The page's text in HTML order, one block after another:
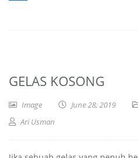
GELAS KOSONG
Image June 28, 2019
Ari Usman